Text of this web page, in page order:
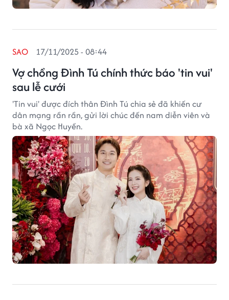
Vợ chồng Đình Tú chính thức báo 'tin vui'
sau lễ cưới
SAO 17/11/2025 - 08:44
'Tin vui' được đích thân Đình Tú chia sẻ đã khiến cư
dân mạng rần rần, gửi lời chúc đến nam diễn viên và
bà xã Ngọc Huyền.